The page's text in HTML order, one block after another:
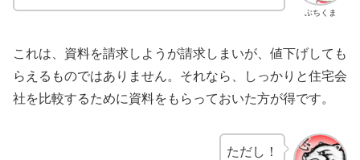
ぶちくま
これは、資料を請求しようが請求しまいが、値下げしても
らえるものではありません。それなら、しっかりと住宅会
社を比較するために資料をもらっておいた方が得です。
ただし！